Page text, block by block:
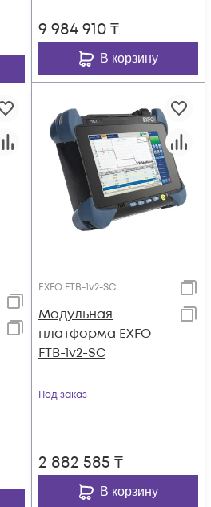
9 984 910₸
В корзину
EXFO FTB-1v2-SC
Модульная
платформа EXFO
FTB-1v2-SC
Под заказ
2 882 585 ₸
В корзину